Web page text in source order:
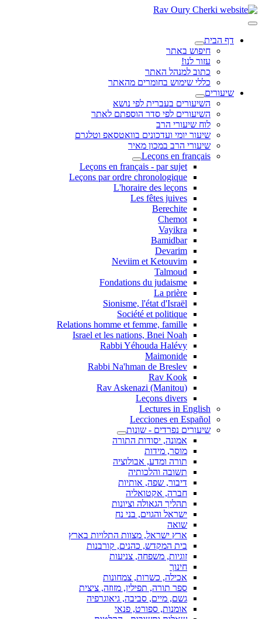
דף הבית
חיפוש באתר
עזור לנו!
כתוב למנהל האתר
כללי שימוש בחומרים מהאתר
שיעורים
השיעורים בעברית לפי נושא
השיעורים לפי סדר הוספתם לאתר
לוח שיעורי הרב
שיעור יומי ועדכונים בוואטסאפ וטלגרם
שיעורי הרב במכון מאיר
Leçons en français
Leçons en français - par sujet
Leçons par ordre chronologique
L'horaire des leçons
Les fêtes juives
Berechite
Chemot
Vayikra
Bamidbar
Devarim
Neviim et Ketouvim
Talmoud
Fondations du judaisme
La prière
Sionisme, l'état d'Israël
Société et politique
Relations homme et femme, famille
Israel et les nations, Bnei Noah
Rabbi Yéhouda Halévy
Maimonide
Rabbi Na'hman de Breslev
Rav Kook
(Rav Askenazi (Manitou
Leçons divers
Lectures in English
Lecciones en Español
שיעורים נפרדים - שונות
אמונה, יסודות התורה
מוסר, מידות
תורה ומדע, אבולוציה
תשובה והלכותיה
דיבור, שפה, אותיות
חברה, אקטואליה
תהליך הגאולה וציונות
ישראל והגוים, בני נח
שואה
ארץ ישראל, מצוות התלויות בארץ
בית המקדש, כהנים, קורבנות
זוגיות, משפחה, צניעות
חינוך
אכילה, כשרות, צמחונות
ספר תורה, תפילין, מזוזה, ציצית
גשם, מיים, סביבה, גיאוגרפיה
אומנות, ספורט, פנאי